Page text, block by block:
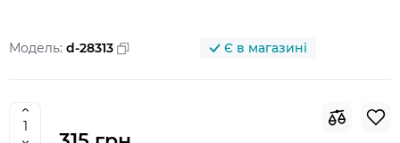
Модель: d-28313 Є в магазині